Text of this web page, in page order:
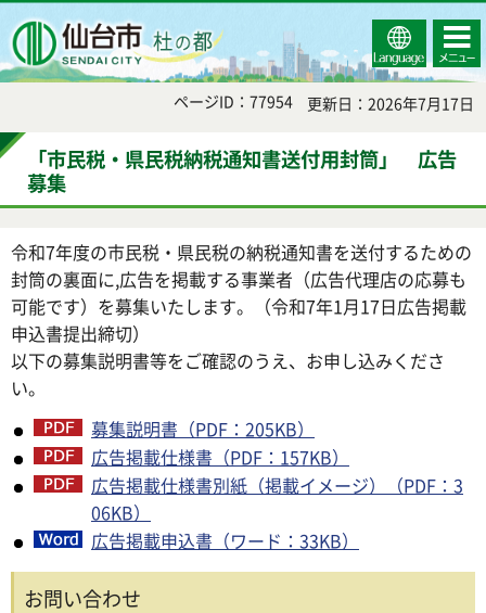
Select
Language
コンテ
ンツメ
ニュー
ページID：77954 更新日：2026年7月17日
「市民税・県民税納税通知書送付用封筒」 広告
募集
令和7年度の市民税・県民税の納税通知書を送付するための
封筒の裏面に,広告を掲載する事業者（広告代理店の応募も
可能です）を募集いたします。（令和7年1月17日広告掲載
申込書提出締切）
以下の募集説明書等をご確認のうえ、お申し込みくださ
い。
募集説明書（PDF：205KB）
広告掲載仕様書（PDF：157KB）
広告掲載仕様書別紙（掲載イメージ）（PDF：3
06KB）
広告掲載申込書（ワード：33KB）
お問い合わせ